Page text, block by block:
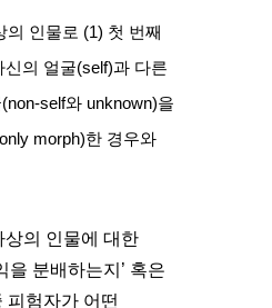
의 인물로 (1) 첫 번째
신의 얼굴(self)과 다른
(non-self와 unknown)을
morph)한 경우와
상의 인물에 대한
을 분배하는지 ’ 혹은
피험자가 어떤